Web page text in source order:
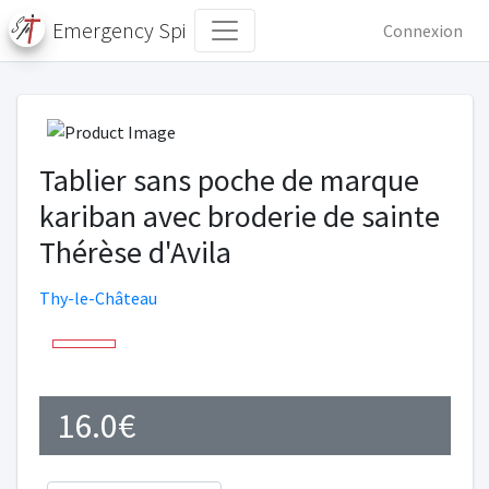
Emergency Spi Connexion
Tablier sans poche de marque
kariban avec broderie de sainte
Thérèse d'Avila
Thy-le-Château
16.0€